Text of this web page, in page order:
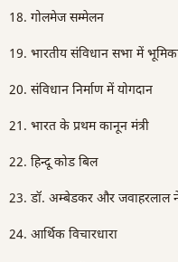
गोलमेज सम्मेलन
भारतीय संविधान सभा में
संविधान निर्माण में योगदान
भारत के प्रथम कानून मंत्री
हिन्दू कोड बिल
डॉ. अम्बेडकर और जवाहरलाल
आर्थिक विचारधारा